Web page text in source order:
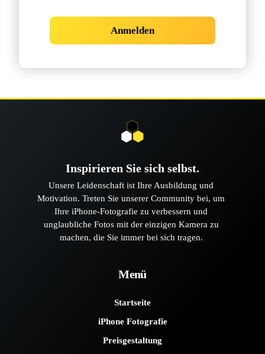
Inspirieren Sie sich selbst.
Unsere Leidenschaft ist Ihre Ausbildung und
Motivation. Treten Sie unserer Community bei, um
Ihre iPhone-Fotografie zu verbessern und
unglaubliche Fotos mit der einzigen Kamera zu
machen, die Sie immer bei sich tragen.
Menü
Startseite
iPhone Fotografie
Preisgestaltung